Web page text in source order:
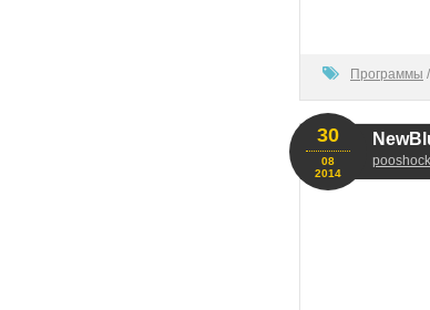
Программы /
pooshock
30
08
2014